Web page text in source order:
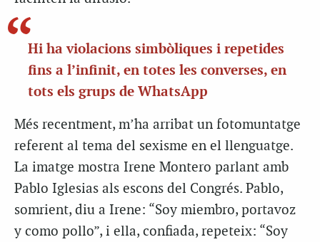
Hi ha violacions simbòliques i repetides
fins a l’infinit, en totes les converses, en
tots els grups de WhatsApp
Més recentment, m’ha arribat un fotomuntatge
referent al tema del sexisme en el llenguatge.
La imatge mostra Irene Montero parlant amb
Pablo Iglesias als escons del Congrés. Pablo,
somrient, diu a Irene: “Soy miembro, portavoz
y como pollo”, i ella, confiada, repeteix: “Soy